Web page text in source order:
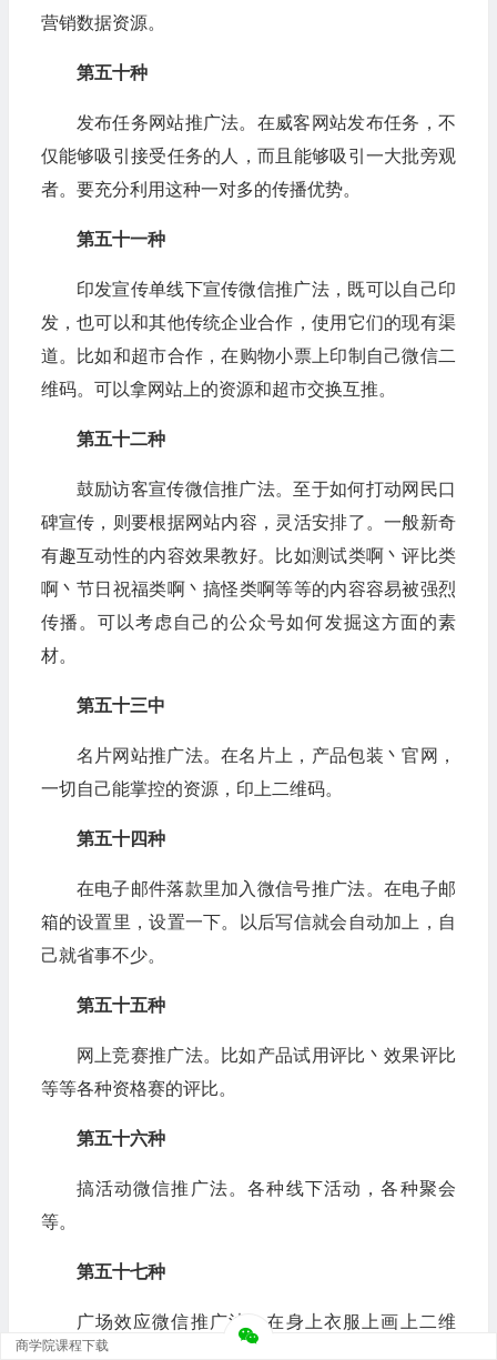
营销数据资源。
第五十种
发布任务网站推广法。在威客网站发布任务，不
仅能够吸引接受任务的人，而且能够吸引一大批旁观
者。要充分利用这种一对多的传播优势。
第五十一种
印发宣传单线下宣传微信推广法，既可以自己印
发，也可以和其他传统企业合作，使用它们的现有渠
道。比如和超市合作，在购物小票上印制自己微信二
维码。可以拿网站上的资源和超市交换互推。
第五十二种
鼓励访客宣传微信推广法。至于如何打动网民口
碑宣传，则要根据网站内容，灵活安排了。一般新奇
有趣互动性的内容效果教好。比如测试类啊丶评比类
啊丶节日祝福类啊丶搞怪类啊等等的内容容易被强烈
传播。可以考虑自己的公众号如何发掘这方面的素
材。
第五十三中
名片网站推广法。在名片上，产品包装丶官网，
一切自己能掌控的资源，印上二维码。
第五十四种
在电子邮件落款里加入微信号推广法。在电子邮
箱的设置里，设置一下。以后写信就会自动加上，自
己就省事不少。
第五十五种
网上竞赛推广法。比如产品试用评比丶效果评比
等等各种资格赛的评比。
第五十六种
搞活动微信推广法。各种线下活动，各种聚会
等。
第五十七种
广场效应微信推广法。在身上衣服上画上二维
码，去人多的地方引人瞩目。最好是在记者出没的地
商学院课程下载